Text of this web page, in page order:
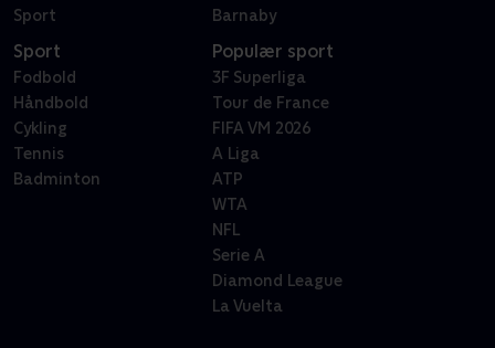
Sport
Barnaby
Sport
Fodbold
Håndbold
Cykling
Tennis
Badminton
Populær sport
3F Superliga
Tour de France
FIFA VM 2026
A Liga
ATP
WTA
NFL
Serie A
Diamond League
La Vuelta